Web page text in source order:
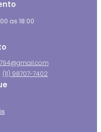
as 18:00
(11) 98707-7402